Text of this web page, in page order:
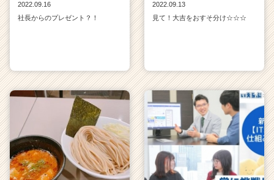
2022.09.16
社長からのプレゼント？！
2022.09.13
見て！大吉をおすそ分け☆☆☆